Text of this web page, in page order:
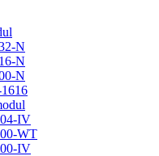
N
N
N
IV
WT
IV